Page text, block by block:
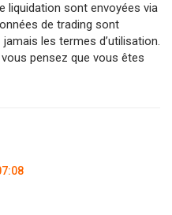
liquidation sont envoyées via
de trading sont
les termes d’utilisation.
pensez que vous êtes